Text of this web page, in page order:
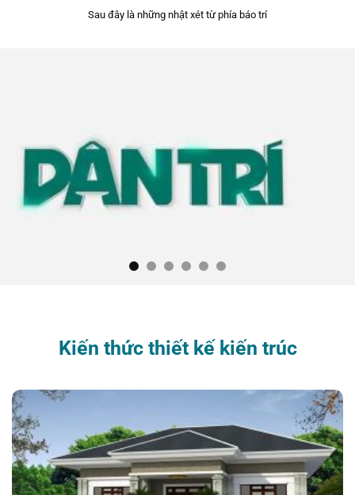
Sau đây là những nhật xét từ phía báo trí
Kiến thức thiết kế kiến trúc